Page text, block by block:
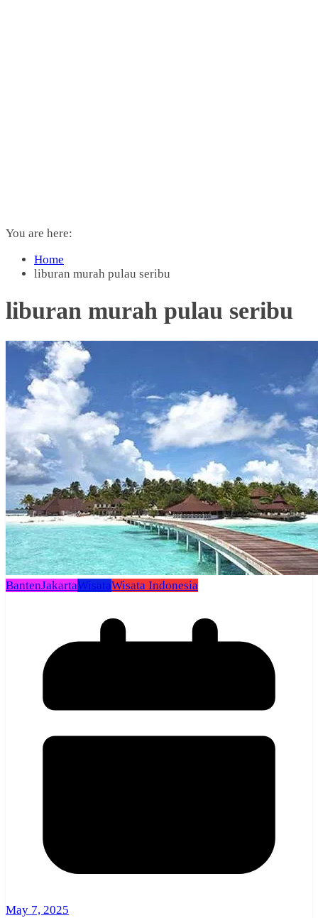
You are here:
Home
liburan murah pulau seribu
liburan murah pulau seribu
BantenJakartaWisataWisata Indonesia
May 7, 2025